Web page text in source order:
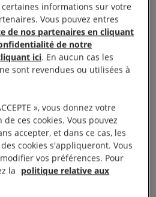
?
la
de nouvelles « zones
européens ou pays tiers.
de maintien en détention
installations frontalières,
temps que les procédures se
informations sur votre
Vous pouvez entres
de nos partenaires en cliquant
de notre
ici. En aucun cas les
sont revendues ou utilisées à
», vous donnez votre
ces cookies. Vous pouvez
accepter, et dans ce cas, les
cookies s'appliqueront. Vous
vos préférences. Pour
la politique relative aux